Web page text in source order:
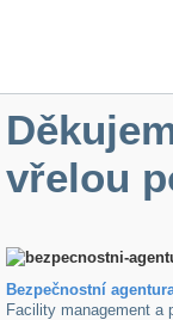
vřelou
Bezpečnostní
Facility management a